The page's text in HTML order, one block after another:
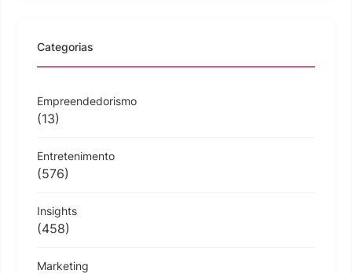
Categorias
Empreendedorismo
(13)
Entretenimento
(576)
Insights
(458)
Marketing